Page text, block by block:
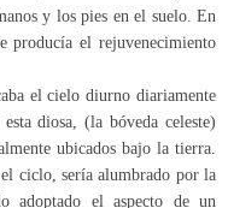
y los pies en el suelo. En
producía el rejuvenecimiento
el cielo diurno diariamente
diosa, (la bóveda celeste)
ubicados bajo la tierra.
ciclo, sería alumbrado por la
adoptado el aspecto de un